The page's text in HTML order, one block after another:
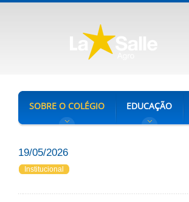
SOBRE O COLÉGIO EDUCAÇÃO
19/05/2026
Institucional